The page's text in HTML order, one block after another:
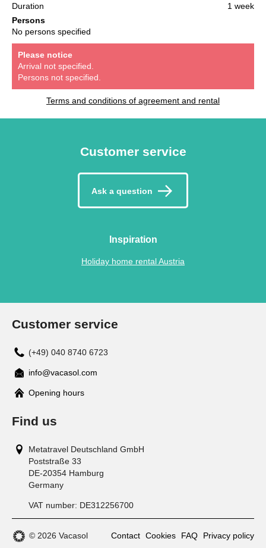
Duration
1 week
Persons
No persons specified
Please notice
Arrival not specified.
Persons not specified.
Terms and conditions of agreement and rental
Customer service
Ask a question
Inspiration
Holiday home rental Austria
Customer service
(+49) 040 8740 6723
info@vacasol.com
Opening hours
Find us
Metatravel Deutschland GmbH
Poststraße 33
DE-20354 Hamburg
Germany
VAT number: DE312256700
© 2026 Vacasol Contact Cookies FAQ Privacy policy